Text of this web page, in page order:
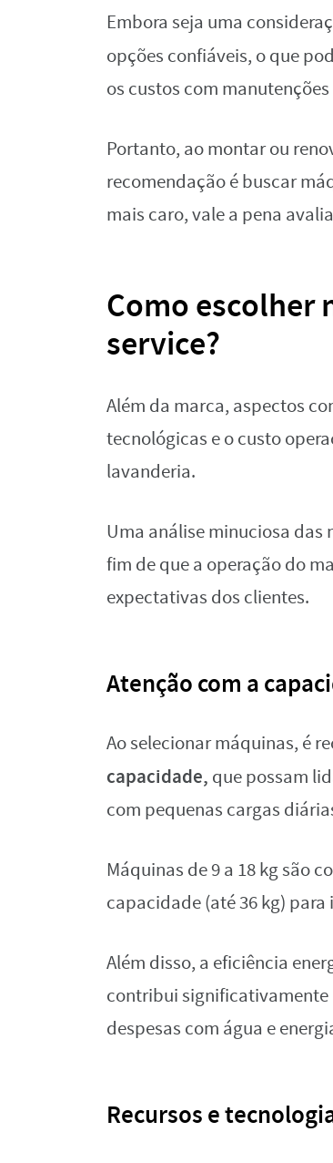
Embora seja uma
opções confiáveis, o que
os custos com
Portanto, ao montar ou
recomendação é buscar
mais caro, vale a pena
Como escolher
service?
Além da marca, aspectos
tecnológicas e o custo
lavanderia.
Uma análise minuciosa das
fim de que a operação do
expectativas dos clientes.
Atenção com a
Ao selecionar máquinas, é
capacidade, que possam
com pequenas cargas
Máquinas de 9 a 18 kg são
capacidade (até 36 kg) para
Além disso, a eficiência
contribui significativamente
despesas com água e
Recursos e